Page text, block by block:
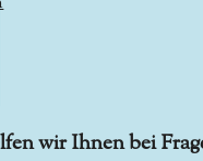
wir Ihnen bei